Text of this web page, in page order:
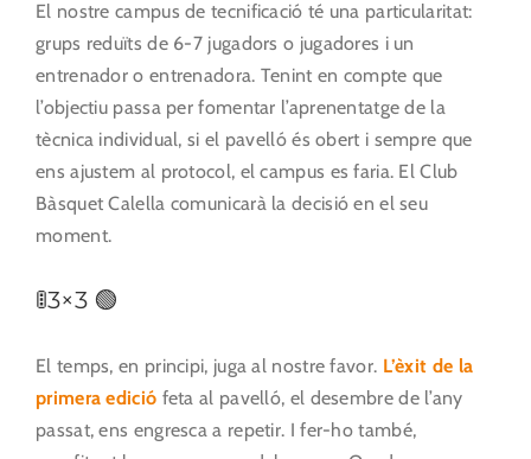
El nostre campus de tecnificació té una particularitat:
grups reduïts de 6-7 jugadors o jugadores i un
entrenador o entrenadora. Tenint en compte que
l’objectiu passa per fomentar l’aprenentatge de la
tècnica individual, si el pavelló és obert i sempre que
ens ajustem al protocol, el campus es faria. El Club
Bàsquet Calella comunicarà la decisió en el seu
moment.
🚦3×3 🟢
El temps, en principi, juga al nostre favor. L’èxit de la
primera edició feta al pavelló, el desembre de l’any
passat, ens engresca a repetir. I fer-ho també,